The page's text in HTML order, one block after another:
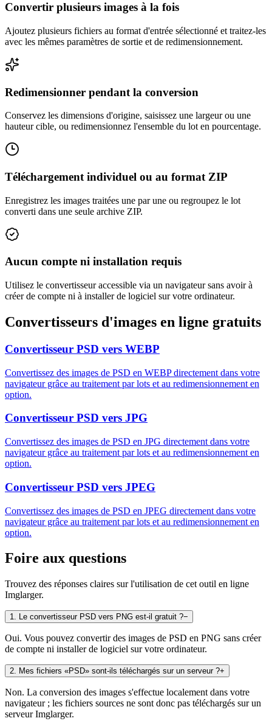
Convertir plusieurs images à la fois
Ajoutez plusieurs fichiers au format d'entrée sélectionné et traitez-les
avec les mêmes paramètres de sortie et de redimensionnement.
Redimensionner pendant la conversion
Conservez les dimensions d'origine, saisissez une largeur ou une
hauteur cible, ou redimensionnez l'ensemble du lot en pourcentage.
Téléchargement individuel ou au format ZIP
Enregistrez les images traitées une par une ou regroupez le lot
converti dans une seule archive ZIP.
Aucun compte ni installation requis
Utilisez le convertisseur accessible via un navigateur sans avoir à
créer de compte ni à installer de logiciel sur votre ordinateur.
Convertisseurs d'images en ligne gratuits
Convertisseur PSD vers WEBP
Convertissez des images de PSD en WEBP directement dans votre
navigateur grâce au traitement par lots et au redimensionnement en
option.
Convertisseur PSD vers JPG
Convertissez des images de PSD en JPG directement dans votre
navigateur grâce au traitement par lots et au redimensionnement en
option.
Convertisseur PSD vers JPEG
Convertissez des images de PSD en JPEG directement dans votre
navigateur grâce au traitement par lots et au redimensionnement en
option.
Foire aux questions
Trouvez des réponses claires sur l'utilisation de cet outil en ligne
Imglarger.
1. Le convertisseur PSD vers PNG est-il gratuit ?−
Oui. Vous pouvez convertir des images de PSD en PNG sans créer
de compte ni installer de logiciel sur votre ordinateur.
2. Mes fichiers «PSD» sont-ils téléchargés sur un serveur ?+
Non. La conversion des images s'effectue localement dans votre
navigateur ; les fichiers sources ne sont donc pas téléchargés sur un
serveur Imglarger.